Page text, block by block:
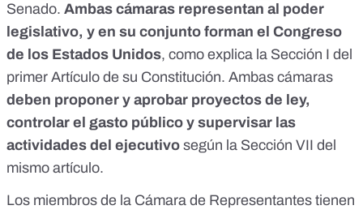
Senado. Ambas cámaras representan al poder
legislativo, y en su conjunto forman el Congreso
de los Estados Unidos, como explica la Sección I del
primer Artículo de su Constitución. Ambas cámaras
deben proponer y aprobar proyectos de ley,
controlar el gasto público y supervisar las
actividades del ejecutivo según la Sección VII del
mismo artículo.
Los miembros de la Cámara de Representantes tienen